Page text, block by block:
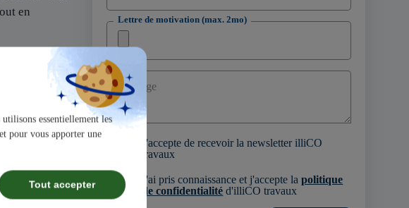
essentiellement les
pour vous apporter une
Tout accepter
en
tout des
Lettre de motivation (max. 2mo)
Message
J'accepte de recevoir la newsletter illiCO
travaux
J'ai pris connaissance et j'accepte lapolitique
de confidentialité d'illiCO travaux